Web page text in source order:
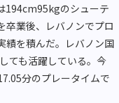
194cm95kgのシューテ
卒業後、レバノンでプロ
績を積んだ。レバノン国
ても活躍している。今
分のプレータイムで